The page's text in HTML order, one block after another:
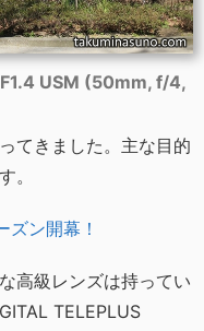
USM (50mm, f/4,
てきました。主な目的
。
ン開幕！
高級レンズは持ってい
TELEPLUS